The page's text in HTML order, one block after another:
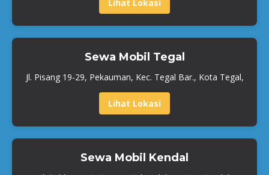
Lihat Lokasi
Sewa Mobil Tegal
Jl. Pisang 19-29, Pekauman, Kec. Tegal Bar., Kota Tegal,
Lihat Lokasi
Sewa Mobil Kendal